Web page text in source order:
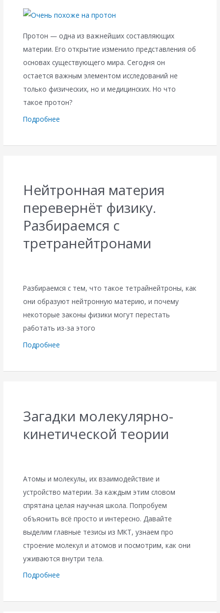
Протон — одна из важнейших составляющих
материи. Его открытие изменило представления об
основах существующего мира. Сегодня он
остается важным элементом исследований не
только физических, но и медицинских. Но что
такое протон?
Подробнее
Нейтронная материя
перевернёт физику.
Разбираемся с
третранейтронами
Разбираемся с тем, что такое тетрайнейтроны, как
они образуют нейтронную материю, и почему
некоторые законы физики могут перестать
работать из-за этого
Подробнее
Загадки молекулярно-
кинетической теории
Атомы и молекулы, их взаимодействие и
устройство материи. За каждым этим словом
спрятана целая научная школа. Попробуем
объяснить всё просто и интересно. Давайте
выделим главные тезисы из МКТ, узнаем про
строение молекул и атомов и посмотрим, как они
уживаются внутри тела.
Подробнее